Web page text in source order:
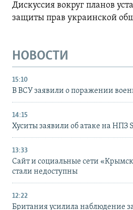
Дискуссия вокруг планов
защиты прав украинской
НОВОСТИ
15:10
В ВСУ заявили о поражении
14:15
Хуситы заявили об атаке на НПЗ
13:33
Сайт и социальные сети
стали недоступны
12:22
Британия усилила наблюдение